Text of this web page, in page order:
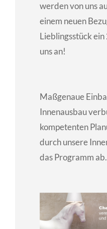
werden von uns
einem neuen
Lieblingsstück ein
uns an!
Maßgenaue
Innenausbau
kompetenten
durch unsere
das Programm ab.